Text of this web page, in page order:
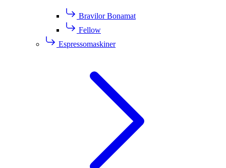
Bravilor Bonamat
Fellow
Espressomaskiner